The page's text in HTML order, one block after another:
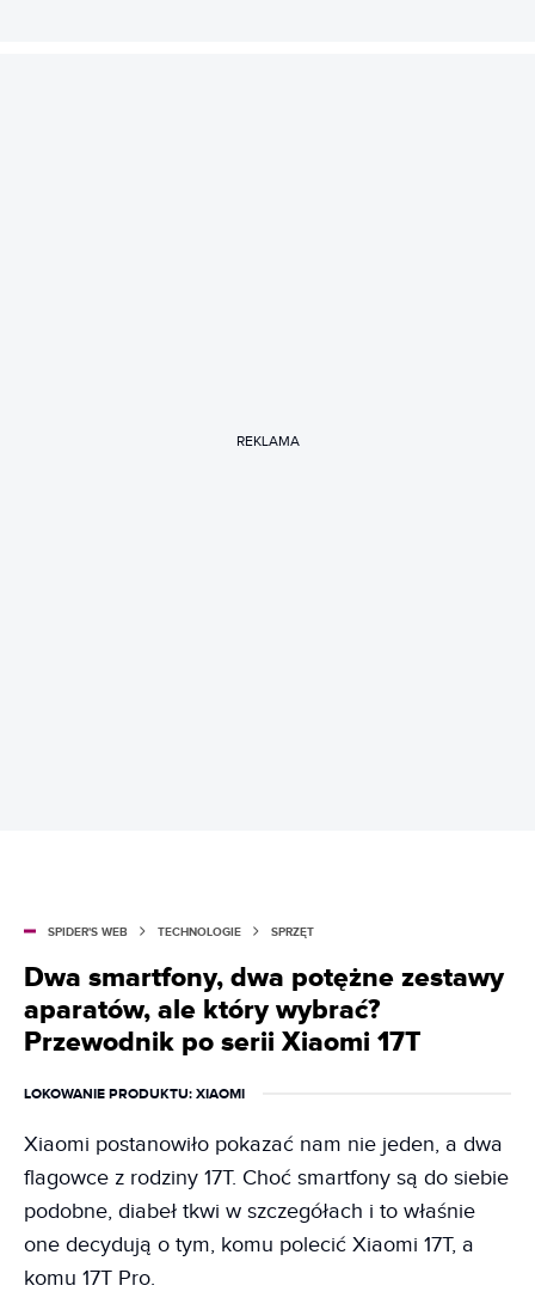
REKLAMA
SPIDER'S WEB TECHNOLOGIE SPRZĘT
Dwa smartfony, dwa potężne zestawy
aparatów, ale który wybrać?
Przewodnik po serii Xiaomi 17T
LOKOWANIE PRODUKTU: XIAOMI
Xiaomi postanowiło pokazać nam nie jeden, a dwa
flagowce z rodziny 17T. Choć smartfony są do siebie
podobne, diabeł tkwi w szczegółach i to właśnie
one decydują o tym, komu polecić Xiaomi 17T, a
komu 17T Pro.